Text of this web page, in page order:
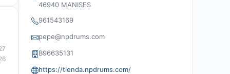
46940 MANISES
961543169
pepe@npdrums.com
B96635131
https://tienda.npdrums.com/